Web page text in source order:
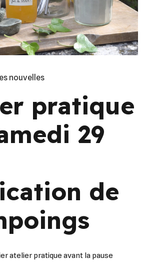
nouvelles
pratique
29
de
atelier pratique avant la pause